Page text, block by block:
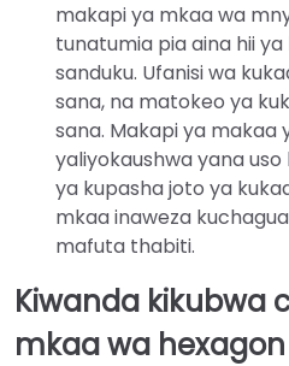
makapi ya mkaa wa
tunatumia pia aina hii
sanduku. Ufanisi wa
sana, na matokeo ya
sana. Makapi ya makaa
yaliyokaushwa yana uso
ya kupasha joto ya
mkaa inaweza
mafuta thabiti.
Kiwanda kikubwa
mkaa wa